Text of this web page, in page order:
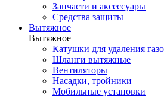
Запчасти и аксессуары
Средства защиты
Вытяжное
Вытяжное
Катушки для удаления
Шланги вытяжные
Вентиляторы
Насадки, тройники
Мобильные установки